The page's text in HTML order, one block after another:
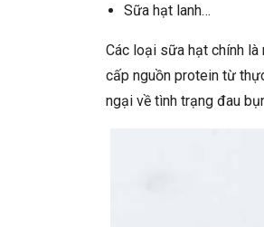
Sữa hạt lanh…
Các loại sữa hạt chính
cấp nguồn protein từ
ngại về tình trạng đau